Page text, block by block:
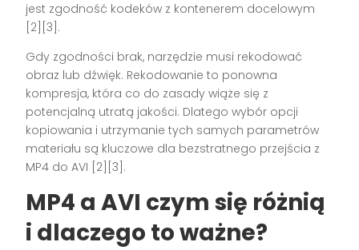
jest zgodność kodeków z kontenerem docelowym
[2][3].
Gdy zgodności brak, narzędzie musi rekodować
obraz lub dźwięk. Rekodowanie to ponowna
kompresja, która co do zasady wiąże się z
potencjalną utratą jakości. Dlatego wybór opcji
kopiowania i utrzymanie tych samych parametrów
materiału są kluczowe dla bezstratnego przejścia z
MP4 do AVI [2][3].
MP4 a AVI czym się różnią
i dlaczego to ważne?